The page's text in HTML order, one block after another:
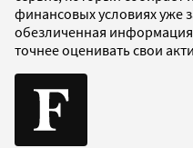
финансовых условиях уже
обезличенная
точнее оценивать свои